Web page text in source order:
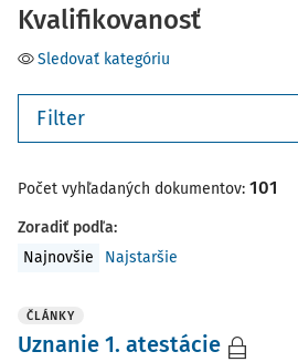
Kvalifikovanosť
Sledovať kategóriu
Filter
Počet vyhľadaných dokumentov: 101
Zoradiť podľa:
Najnovšie
Najstaršie
ČLÁNKY
Uznanie 1. atestácie